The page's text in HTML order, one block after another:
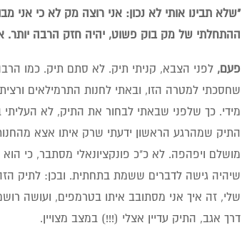
"שלא תבינו אותי לא נכון: אני רוצה מק לא כי אני
ההתחלתי של מק בוק פשוט, יהיה חזק הרבה יותר.
פעם, לפני הצבא, קניתי תיק. לא סתם תיק. כמו
שחסכתי למטרה הזו, ובאתי לחנות התרמילאים
מידי. כך שלפני שבאתי לבחור את התיק, לא
מושלם ויפהפה. לא כ"כ פונקציונאלי מסתבר, כי
שיהיה גישה לדברים ששמת בתחתית. ובכן: לתיק
שלי, זה איך אני מסתובב איתו בטרמפים, ועושה
דרך אגב, התיק עדיין אצלי (!!!) במצב מצויין.